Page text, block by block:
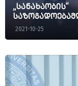
„სანახაობის“
2021-10-25